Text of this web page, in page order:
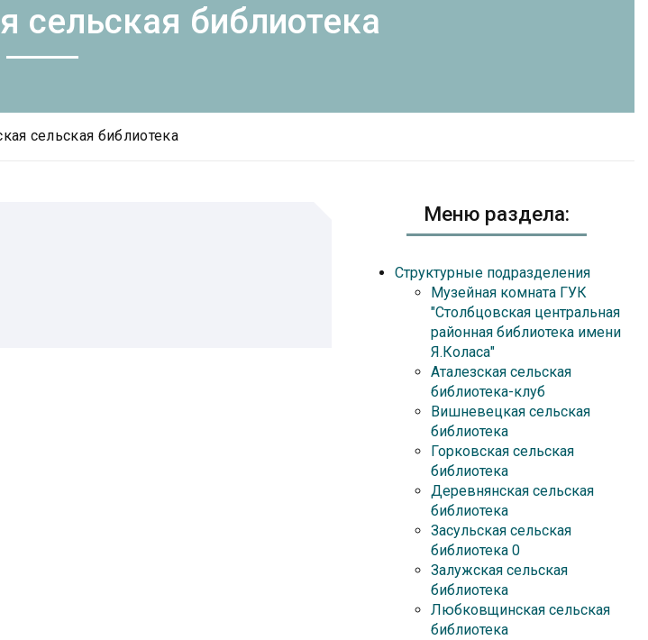
сельская библиотека
сельская библиотека
Меню раздела:
Структурные подразделения
Музейная комната ГУК
"Столбцовская центральная
районная библиотека имени
Я.Коласа"
Аталезская сельская
библиотека-клуб
Вишневецкая сельская
библиотека
Горковская сельская
библиотека
Деревнянская сельская
библиотека
Засульская сельская
библиотека 0
Залужская сельская
библиотека
Любковщинская сельская
библиотека